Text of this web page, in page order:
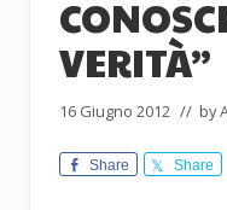
VERITÀ”
16 Giugno 2012 // by
Share Share